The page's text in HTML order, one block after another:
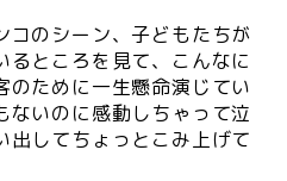
コのシーン、子どもたちが
るところを見て、こんなに
のために一生懸命演じてい
ないのに感動しちゃって泣
出してちょっとこみ上げて